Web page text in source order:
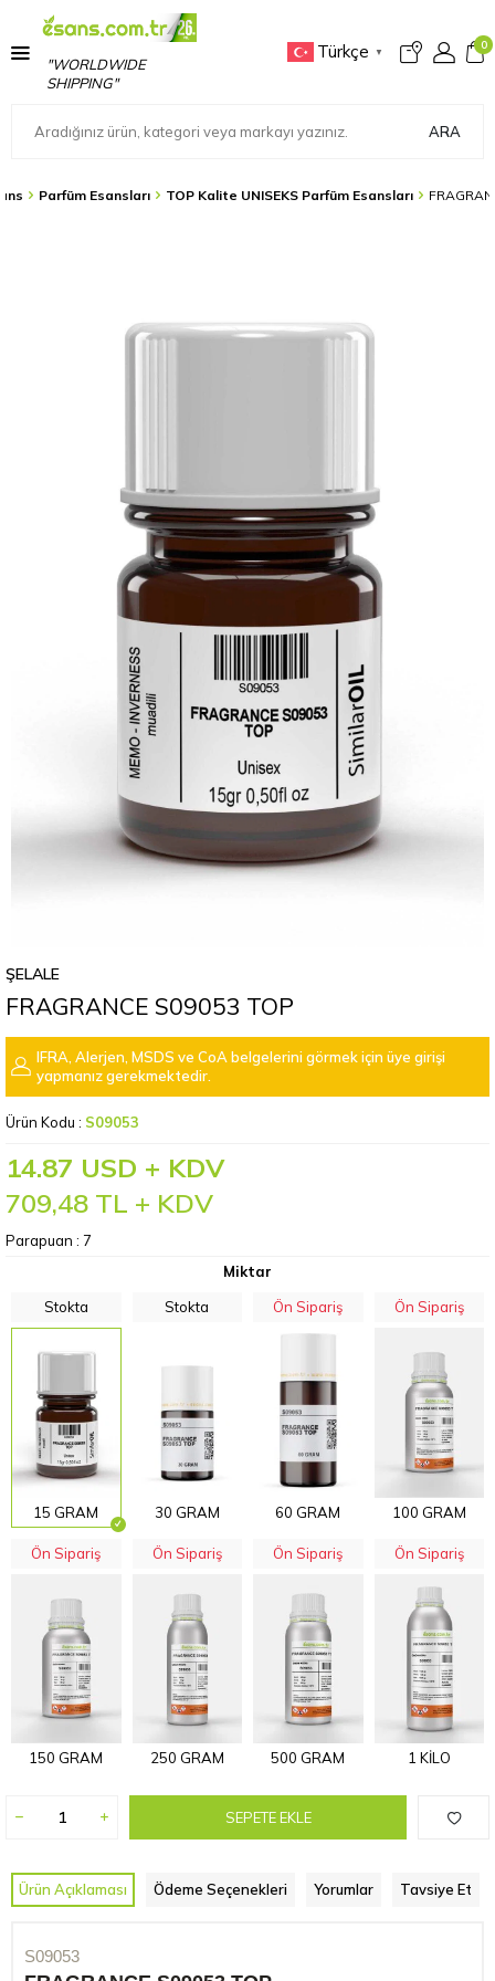
"WORLDWIDE
SHIPPING"
Türkçe ▼
0
ARA
Parfüm Esansları TOP Kalite UNISEKS Parfüm Esansları
ŞELALE
FRAGRANCE S09053 TOP
IFRA, Alerjen, MSDS ve CoA belgelerini görmek için üye girişi
yapmanız gerekmektedir.
Ürün Kodu : S09053
14.87 USD + KDV
709,48 TL + KDV
Parapuan : 7
Miktar
Stokta
15 GRAM
Stokta
30 GRAM
Ön Sipariş
60 GRAM
Ön Sipariş
100 GRAM
Ön Sipariş
150 GRAM
Ön Sipariş
250 GRAM
Ön Sipariş
500 GRAM
Ön Sipariş
1 KİLO
SEPETE EKLE
Ürün Açıklaması Ödeme Seçenekleri Yorumlar Tavsiye Et
S09053